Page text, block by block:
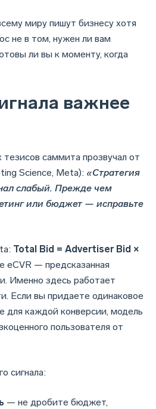
миру пишут бизнесу хотя
не в том, нужен ли вам
ли вы к моменту, когда
важнее
саммита прозвучал от
Science, Meta): «Стратегия
слабый. Прежде чем
или бюджет — исправьте
Total Bid = Advertiser Bid ×
eCVR — предсказанная
Именно здесь работает
Если вы придаете одинаковое
для каждой конверсии, модель
пользователя от
сигнала:
— не дробите бюджет,